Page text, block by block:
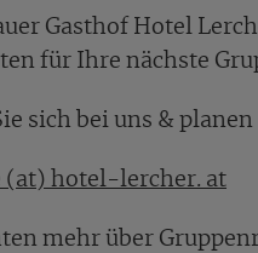
Gasthof Hotel
für Ihre nächste
sich bei uns &
(at) hotel-lercher. at
mehr über